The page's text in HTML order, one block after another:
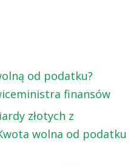
od podatku?
finansów
złotych z
wolna od podatku